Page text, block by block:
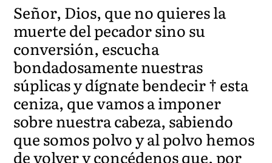
Señor, Dios, que no quieres la
muerte del pecador sino su
conversión, escucha
bondadosamente nuestras
súplicas y dígnate bendecir † esta
ceniza, que vamos a imponer
sobre nuestra cabeza, sabiendo
que somos polvo y al polvo hemos
de volver y concédenos que, por